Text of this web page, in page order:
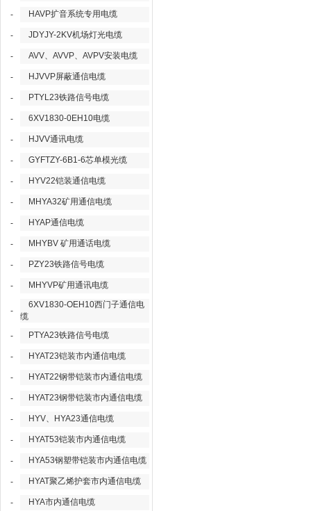
- HAVP扩音系统专用电缆
- JDYJY-2KV机场灯光电缆
- AVV、AVVP、AVPV安装电缆
- HJVVP屏蔽通信电缆
- PTYL23铁路信号电缆
- 6XV1830-0EH10电缆
- HJVV通讯电缆
- GYFTZY-6B1-6芯单模光缆
- HYV22铠装通信电缆
- MHYA32矿用通信电缆
- HYAP通信电缆
- MHYBV 矿用通话电缆
- PZY23铁路信号电缆
- MHYVP矿用通讯电缆
-
6XV1830-OEH10西门子通信电
缆
-
PTYA23铁路信号电缆
- HYAT23铠装市内通信电缆
- HYAT22钢带铠装市内通信电缆
- HYAT23钢带铠装市内通信电缆
- HYV、HYA23通信电缆
- HYAT53铠装市内通信电缆
- HYA53钢塑带铠装市内通信电缆
- HYAT聚乙烯护套市内通信电缆
- HYA市内通信电缆